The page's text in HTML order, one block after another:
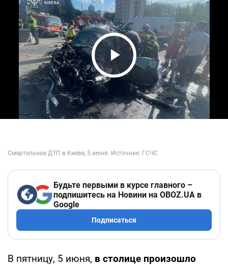
Play Video
Будьте первыми в курсе главного –
подпишитесь на Новини на OBOZ.UA в
Google
Подписаться
В пятницу, 5 июня, в столице произошло